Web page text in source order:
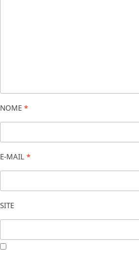
NOME *
E-MAIL *
SITE